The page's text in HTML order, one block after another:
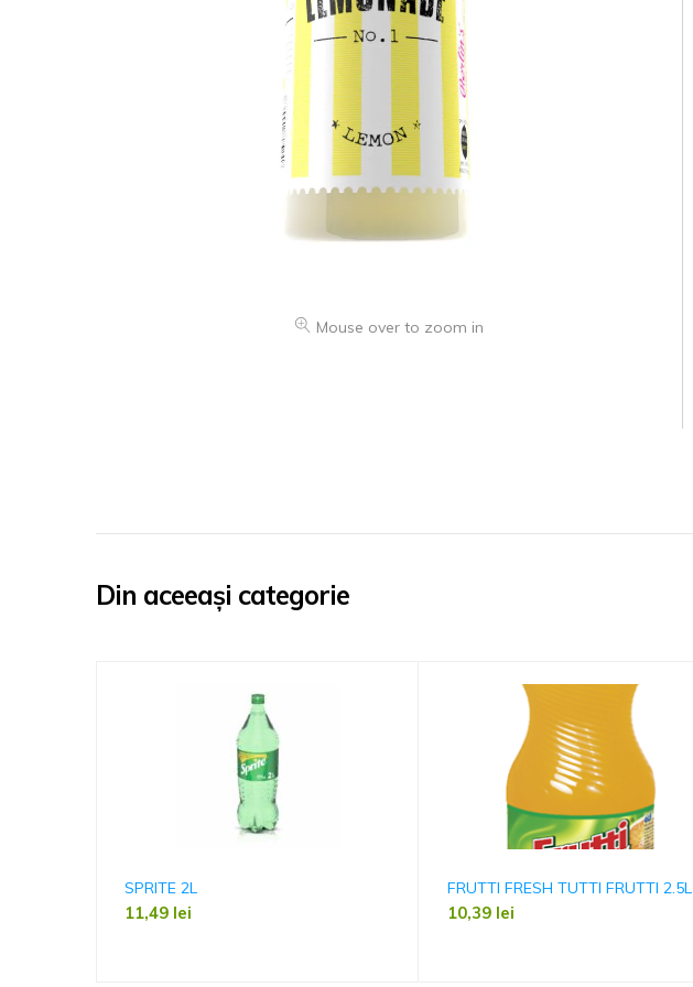
Mouse over to zoom in
Din aceeași categorie
SPRITE 2L
11,49 lei
FRUTTI FRESH TUTTI FRUTTI 2.5L
10,39 lei